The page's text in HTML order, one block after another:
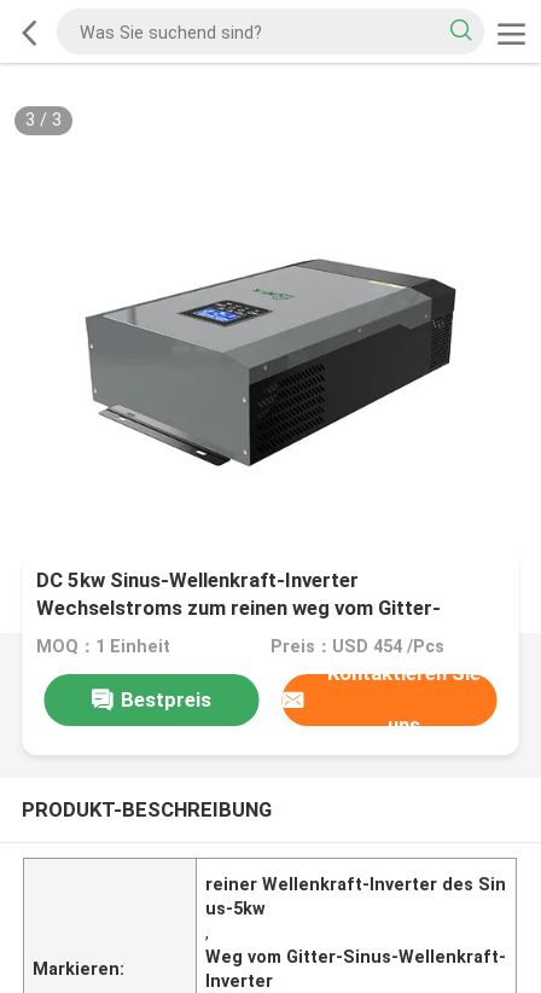
3 / 3
DC 5kw Sinus-Wellenkraft-Inverter
Wechselstroms zum reinen weg vom Gitter-
Solarinverter
MOQ：1 Einheit Preis：USD 454 /Pcs
Bestpreis
Kontaktieren Sie
uns
PRODUKT-BESCHREIBUNG
Markieren:
reiner Wellenkraft-Inverter des Sin
us-5kw
,
Weg vom Gitter-Sinus-Wellenkraft-
Inverter